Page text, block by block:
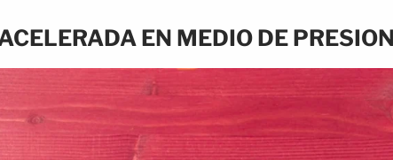
EN MEDIO DE